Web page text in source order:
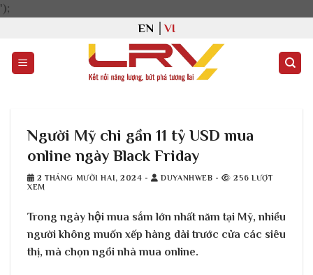
');
dung
EN VI
Người Mỹ chi gần 11 tỷ USD mua
online ngày Black Friday
2 THÁNG MƯỜI HAI, 2024 - DUYANHWEB -
256 LƯỢT
XEM
Trong ngày hội mua sắm lớn nhất năm tại Mỹ, nhiều
người không muốn xếp hàng dài trước cửa các siêu
thị, mà chọn ngồi nhà mua online.